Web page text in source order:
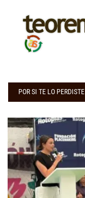
POR SI TE LO PERDISTE